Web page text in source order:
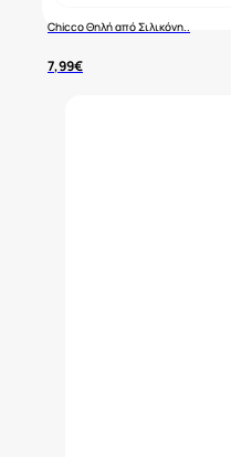
Chicco Θηλή από Σιλικόνη..
7,99€